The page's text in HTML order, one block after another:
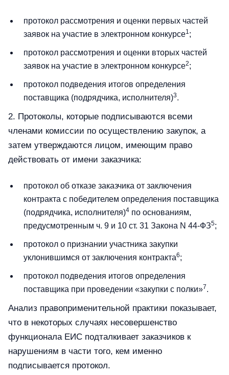
протокол рассмотрения и оценки первых частей
заявок на участие в электронном конкурсе1 ;
протокол рассмотрения и оценки вторых частей
заявок на участие в электронном конкурсе2;
протокол подведения итогов определения
поставщика (подрядчика, исполнителя)3.
2. Протоколы, которые подписываются всеми
членами комиссии по осуществлению закупок, а
затем утверждаются лицом, имеющим право
действовать от имени заказчика:
протокол об отказе заказчика от заключения
контракта с победителем определения поставщика
(подрядчика, исполнителя)4 по основаниям,
предусмотренным ч. 9 и 10 ст. 31 Закона N 44-ФЗ5;
протокол о признании участника закупки
уклонившимся от заключения контракта6;
протокол подведения итогов определения
поставщика при проведении «закупки с полки»7.
Анализ правоприменительной практики показывает,
что в некоторых случаях несовершенство
функционала ЕИС подталкивает заказчиков к
нарушениям в части того, кем именно
подписывается протокол.